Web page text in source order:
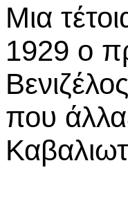
Μια
1929 ο
που